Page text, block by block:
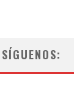
SÍGUENOS: